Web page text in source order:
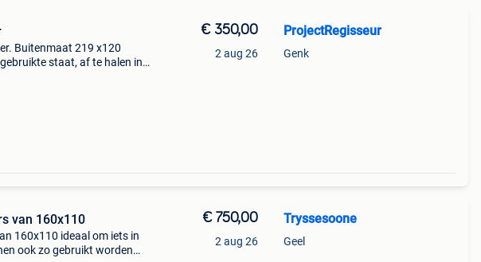
Buitenmaat 219 x120
staat, af te halen in
€ 350,00
2 aug 26
ProjectRegisseur
Genk
van 160x110
160x110 ideaal om iets in
ook zo gebruikt worden
€ 750,00
2 aug 26
Tryssesoone
Geel